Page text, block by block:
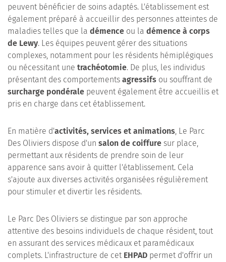
peuvent bénéficier de soins adaptés. L'établissement est
également préparé à accueillir des personnes atteintes de
maladies telles que la démence ou la démence à corps
de Lewy. Les équipes peuvent gérer des situations
complexes, notamment pour les résidents hémiplégiques
ou nécessitant une trachéotomie. De plus, les individus
présentant des comportements agressifs ou souffrant de
surcharge pondérale peuvent également être accueillis et
pris en charge dans cet établissement.
En matière d'activités, services et animations, Le Parc
Des Oliviers dispose d'un salon de coiffure sur place,
permettant aux résidents de prendre soin de leur
apparence sans avoir à quitter l'établissement. Cela
s'ajoute aux diverses activités organisées régulièrement
pour stimuler et divertir les résidents.
Le Parc Des Oliviers se distingue par son approche
attentive des besoins individuels de chaque résident, tout
en assurant des services médicaux et paramédicaux
complets. L'infrastructure de cet EHPAD permet d'offrir un